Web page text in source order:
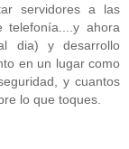
servidores a las
telefonía....y ahora
dia) y desarrollo
en un lugar como
y cuantos
lo que toques.